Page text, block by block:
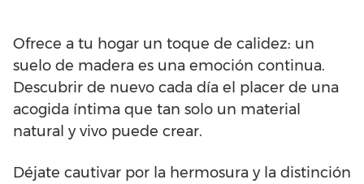
Ofrece a tu hogar un toque de calidez: un
suelo de madera es una emoción continua.
Descubrir de nuevo cada día el placer de una
acogida íntima que tan solo un material
natural y vivo puede crear.
Déjate cautivar por la hermosura y la distinción